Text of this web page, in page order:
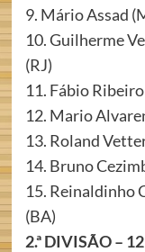
9. Mário Assad
10. Guilherme
(RJ)
11. Fábio
12. Mario
13. Roland
14. Bruno
15. Reinaldinho
(BA)
2.ª DIVISÃO –